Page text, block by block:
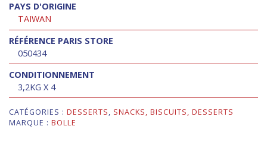
PAYS D'ORIGINE
TAIWAN
RÉFÉRENCE PARIS STORE
050434
CONDITIONNEMENT
3,2KG X 4
CATÉGORIES : DESSERTS, SNACKS, BISCUITS, DESSERTS
MARQUE : BOLLE